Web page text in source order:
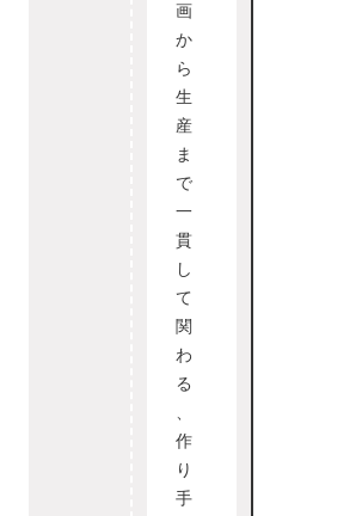
画
か
ら
生
産
ま
で
一
貫
し
て
関
わ
る
、
作
り
手